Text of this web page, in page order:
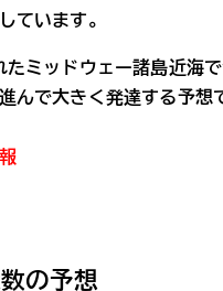
ています。
ミッドウェー諸島近海
んで大きく発達する予想
の予想